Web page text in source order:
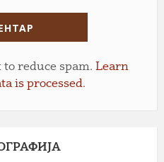
reduce spam. Learn
is processed.